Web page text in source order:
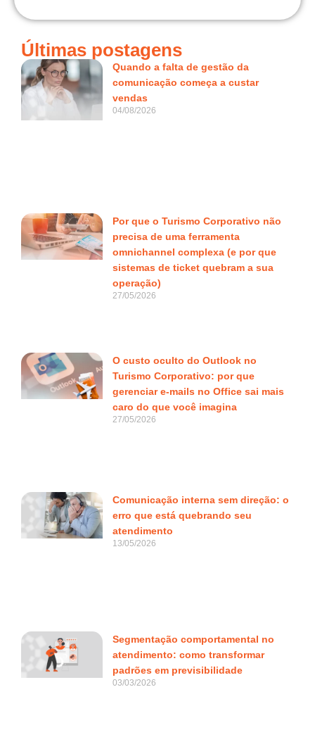
Últimas postagens
Quando a falta de gestão da
comunicação começa a custar
vendas
04/08/2026
Por que o Turismo Corporativo não
precisa de uma ferramenta
omnichannel complexa (e por que
sistemas de ticket quebram a sua
operação)
27/05/2026
O custo oculto do Outlook no
Turismo Corporativo: por que
gerenciar e-mails no Office sai mais
caro do que você imagina
27/05/2026
Comunicação interna sem direção: o
erro que está quebrando seu
atendimento
13/05/2026
Segmentação comportamental no
atendimento: como transformar
padrões em previsibilidade
03/03/2026